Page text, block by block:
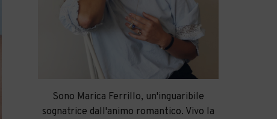
Sono Marica Ferrillo, un'inguaribile
sognatrice dall'animo romantico. Vivo la